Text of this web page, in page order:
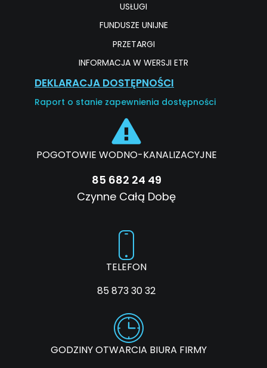
USŁUGI
FUNDUSZE UNIJNE
PRZETARGI
INFORMACJA W WERSJI ETR
DEKLARACJA DOSTĘPNOŚCI
Raport o stanie zapewnienia dostępności
POGOTOWIE WODNO-KANALIZACYJNE
85 682 24 49
Czynne Całą Dobę
TELEFON
85 873 30 32
GODZINY OTWARCIA BIURA FIRMY